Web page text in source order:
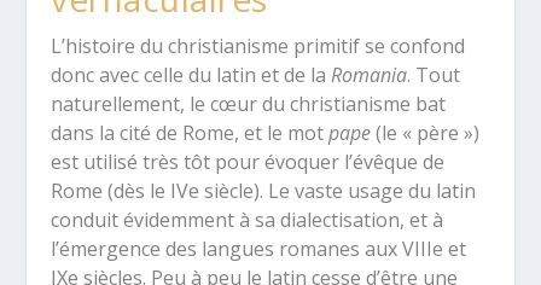
L’histoire du christianisme primitif se confond
donc avec celle du latin et de la Romania. Tout
naturellement, le cœur du christianisme bat
dans la cité de Rome, et le motpape(le « père »)
est utilisé très tôt pour évoquer l’évêque de
Rome (dès le IVe siècle). Le vaste usage du latin
conduit évidemment à sa dialectisation, et à
l’émergence des langues romanes aux VIIIe et
IXe siècles. Peu à peu le latin cesse d’être une